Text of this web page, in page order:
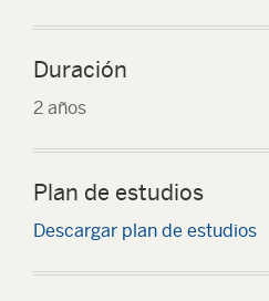
Duración
2 años
Plan de estudios
Descargar plan de estudios